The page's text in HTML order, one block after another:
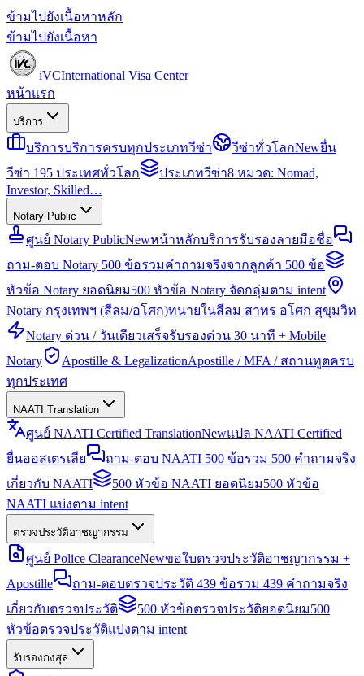
ข้ามไปยังเนื้อหาหลัก
ข้ามไปยังเนื้อหา
iVCInternational Visa Center
หน้าแรก
บริการ
บริการบริการครบทุกประเภทวีซ่า วีซ่าทั่วโลกNewยื่น
วีซ่า 195 ประเทศทั่วโลก
ประเภทวีซ่า8 หมวด: Nomad,
Investor, Skilled…
Notary Public
ศูนย์ Notary PublicNewหน้าหลักบริการรับรองลายมือชื่อ
ถาม-ตอบ Notary 500 ข้อรวมคำถามจริงจากลูกค้า 500 ข้อ
หัวข้อ Notary ยอดนิยม500 หัวข้อ Notary จัดกลุ่มตาม intent
Notary กรุงเทพฯ (สีลม/อโศก)ทนายในสีลม สาทร อโศก สุขุมวิท
Notary ด่วน / วันเดียวเสร็จรับรองด่วน 30 นาที + Mobile
Notary
Apostille & LegalizationApostille / MFA / สถานทูตครบ
ทุกประเทศ
NAATI Translation
ศูนย์ NAATI Certified TranslationNewแปล NAATI Certified
ยื่นออสเตรเลีย
ถาม-ตอบ NAATI 500 ข้อรวม 500 คำถามจริง
เกี่ยวกับ NAATI
500 หัวข้อ NAATI ยอดนิยม500 หัวข้อ
NAATI แบ่งตาม intent
ตรวจประวัติอาชญากรรม
ศูนย์ Police ClearanceNewขอใบตรวจประวัติอาชญากรรม +
Apostille
ถาม-ตอบตรวจประวัติ 439 ข้อรวม 439 คำถามจริง
เกี่ยวกับตรวจประวัติ
500 หัวข้อตรวจประวัติยอดนิยม500
หัวข้อตรวจประวัติแบ่งตาม intent
รับรองกงสุล